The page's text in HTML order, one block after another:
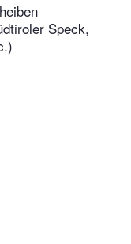
Speck,